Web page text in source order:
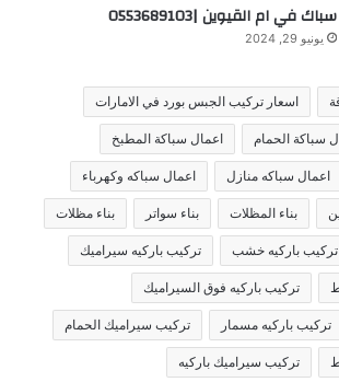
سباك في ام القيوين |0553689103
يونيو 29, 2024
اسعار تركيب الجبس بورد في الامارات
سباكة الحمام اعمال سباكة المطبخ
اعمال سباكه منازل اعمال سباكه وكهرباء
بناء المظلات بناء سواتر بناء مظلات
تركيب باركيه خشب تركيب باركيه سيراميك
تركيب باركيه فوق السيراميك
تركيب باركيه مسمار تركيب سيراميك الحمام
تركيب سيراميك باركيه